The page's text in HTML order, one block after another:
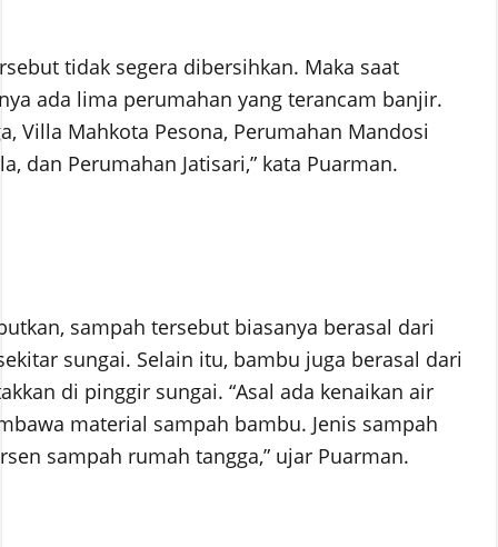
tidak segera dibersihkan. Maka saat
ada lima perumahan yang terancam banjir.
Villa Mahkota Pesona, Perumahan Mandosi
dan Perumahan Jatisari,” kata Puarman.
sampah tersebut biasanya berasal dari
sungai. Selain itu, bambu juga berasal dari
di pinggir sungai. “Asal ada kenaikan air
material sampah bambu. Jenis sampah
sampah rumah tangga,” ujar Puarman.